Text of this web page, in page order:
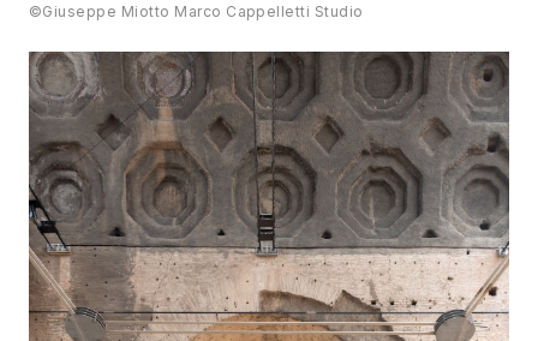
©Giuseppe Miotto Marco Cappelletti Studio